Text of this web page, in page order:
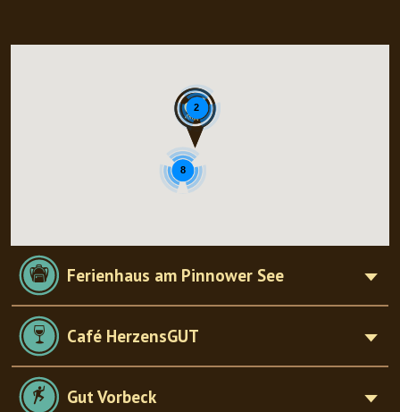
8
2
Ferienhaus am Pinnower See
Café HerzensGUT
Gut Vorbeck